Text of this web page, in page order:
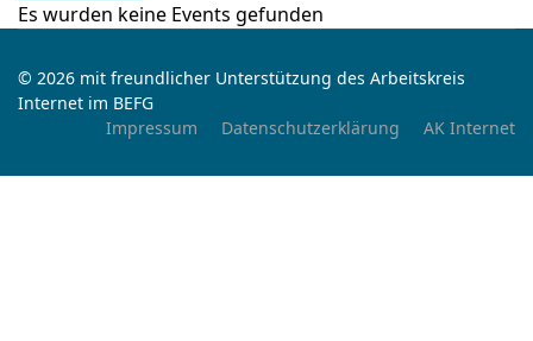
Es wurden keine Events gefunden
© 2026 mit freundlicher Unterstützung des Arbeitskreis
Internet im BEFG
Impressum
Datenschutzerklärung AK Internet